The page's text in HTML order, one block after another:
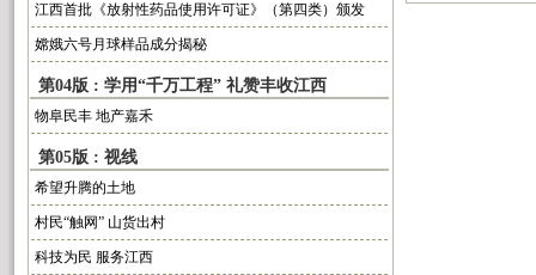
江西首批《放射性药品使用许可证》（第四类）颁发
嫦娥六号月球样品成分揭秘
第04版 : 学用“千万工程” 礼赞丰收江西
物阜民丰 地产嘉禾
第05版 : 视线
希望升腾的土地
村民“触网” 山货出村
科技为民 服务江西